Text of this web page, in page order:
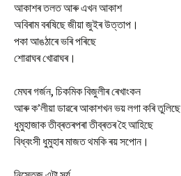
আকাশৰ তলত আৰু এখন আকাশ
অবিৰাম বৰষিছে জীয়া জুইৰ উত্তাপ।
পকা আঙঠাৰে ভৰি পৰিছে
শোৱাঘৰ খোৱাঘৰ।
মেঘৰ গৰ্জন, চিকমিক বিজুলীৰ ৰেখাংকন
আৰু ক’লীয়া ডাৱৰে আকাশখন ভয় লগা কৰি তুলিছে
ধুমুহাজাক তীব্ৰতৰপৰা তীব্ৰতৰ হৈ আহিছে
বিধ্বংসী ধুমুহাৰ মাজত থমকি ৰয় সপোন।